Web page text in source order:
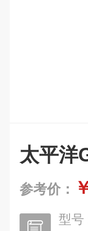
太平洋
参考价：
型号